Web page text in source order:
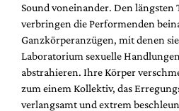
Sound voneinander. Den längsten
verbringen die Performenden
Ganzkörperanzügen, mit denen
Laboratorium sexuelle
abstrahieren. Ihre Körper
zum einem Kollektiv, das
verlangsamt und extrem